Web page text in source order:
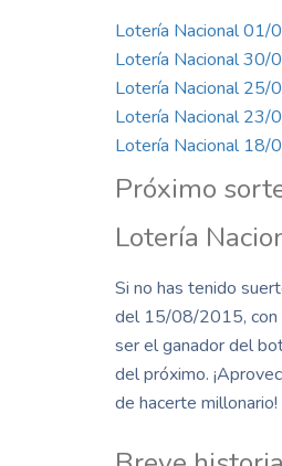
Lotería Nacional 01/
Lotería Nacional 30/
Lotería Nacional 25/
Lotería Nacional 23/
Lotería Nacional 18/
Próximo
Lotería
Si no has tenido
del 15/08/2015, con
ser el ganador del
del próximo.
de hacerte millonario!